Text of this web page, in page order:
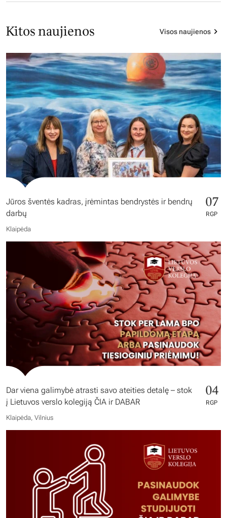
Kitos naujienos Visos naujienos
Jūros šventės kadras, įrėmintas bendrystės ir bendrų
darbų
07
RGP
Klaipėda
Dar viena galimybė atrasti savo ateities detalę – stok
į Lietuvos verslo kolegiją ČIA ir DABAR
04
RGP
Klaipėda, Vilnius